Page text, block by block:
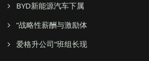
BYD新能源汽车下属
“战略性薪酬与激励体
爱格升公司“班组长现